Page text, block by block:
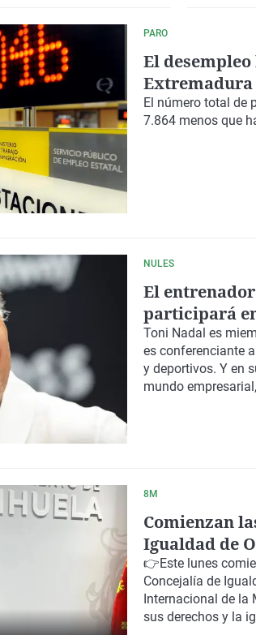
PARO
El desempleo
Extremadura
El número total de
7.864 menos que
NULES
El
participará
marzo
Toni Nadal es
es conferenciante
y deportivos. Y en
mundo
8M
Comienzan
Igualdad de
👉Este lunes
Concejalía de
Internacional de la
sus derechos y la